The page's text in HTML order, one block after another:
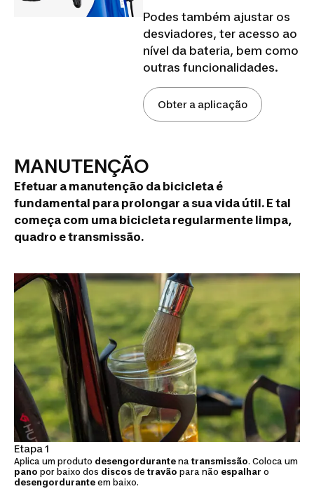
Podes também ajustar os
desviadores, ter acesso ao
nível da bateria, bem como
outras funcionalidades.
Obter a aplicação
MANUTENÇÃO
Efetuar a manutenção da bicicleta é
fundamental para prolongar a sua vida útil. E tal
começa com uma bicicleta regularmente limpa,
quadro e transmissão.
Etapa 1
Aplica um produto desengordurante natransmissão. Coloca um
pano por baixo dos discos detravão para não espalhar o
desengordurante em baixo.